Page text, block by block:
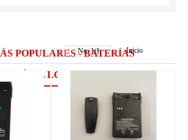
POPULARES - BATERÍAS
LG
No.1/1 Inicio